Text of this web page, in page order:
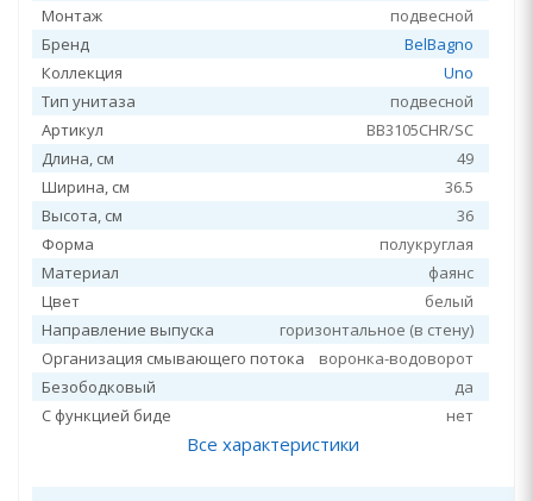
Монтаж
подвесной
Бренд
BelBagno
Коллекция
Uno
Тип унитаза
подвесной
Артикул
BB3105CHR/SC
Длина, см
49
Ширина, см
36.5
Высота, см
36
Форма
полукруглая
Материал
фаянс
Цвет
белый
Направление выпуска
горизонтальное (в стену)
Организация смывающего потока
воронка-водоворот
Безободковый
да
С функцией биде
нет
Все характеристики